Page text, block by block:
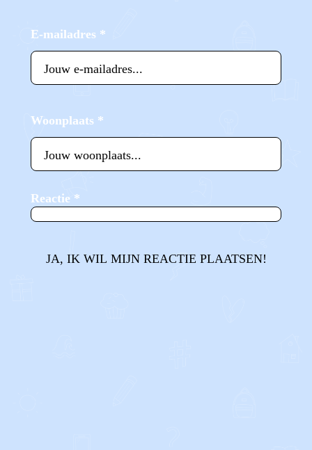
E-mailadres *
Woonplaats *
Reactie *
JA, IK WIL MIJN REACTIE PLAATSEN!